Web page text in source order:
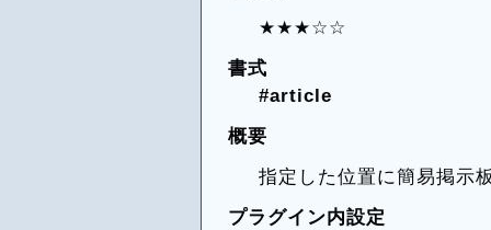
★★★☆☆
書式
#article
概要
指定した位置に簡易掲示
プラグイン内設定